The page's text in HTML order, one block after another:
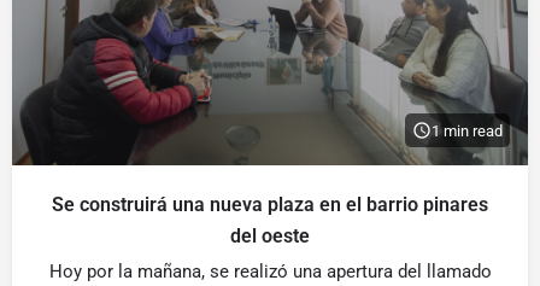
1 min read
Se construirá una nueva plaza en el barrio pinares
del oeste
Hoy por la mañana, se realizó una apertura del llamado